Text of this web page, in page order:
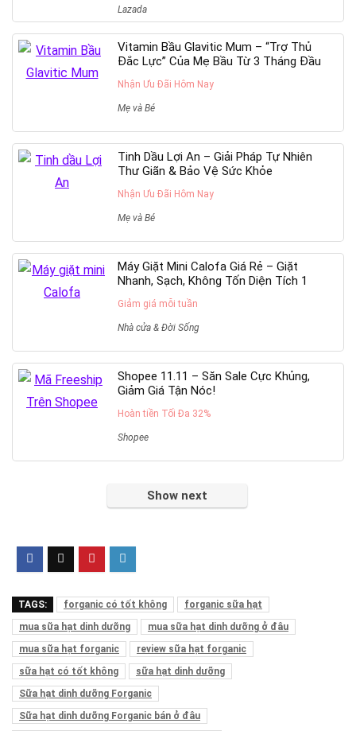
Lazada
Vitamin Bầu Glavitic Mum – “Trợ Thủ
Đắc Lực” Của Mẹ Bầu Từ 3 Tháng Đầu
Nhận Ưu Đãi Hôm Nay
Mẹ và Bé
Tinh Dầu Lợi An – Giải Pháp Tự Nhiên
Thư Giãn & Bảo Vệ Sức Khỏe
Nhận Ưu Đãi Hôm Nay
Mẹ và Bé
Máy Giặt Mini Calofa Giá Rẻ – Giặt
Nhanh, Sạch, Không Tốn Diện Tích 1
Giảm giá mỗi tuần
Nhà cửa & Đời Sống
Shopee 11.11 – Săn Sale Cực Khủng,
Giảm Giá Tận Nóc!
Hoàn tiền Tối Đa 32%
Shopee
Show next
TAGS: forganic có tốt không
forganic sữa hạt
mua sữa hạt dinh dưỡng
mua sữa hạt dinh dưỡng ở đâu
mua sữa hạt forganic
review sữa hạt forganic
sữa hạt có tốt không
sữa hạt dinh dưỡng
Sữa hạt dinh dưỡng Forganic
Sữa hạt dinh dưỡng Forganic bán ở đâu